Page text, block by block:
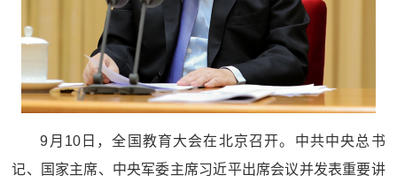
9月10日，全国教育大会在北京召开。中共中央总书
记、国家主席、中央军委主席习近平出席会议并发表重要讲